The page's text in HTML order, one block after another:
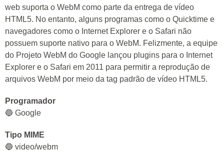
web suporta o WebM como parte da entrega de vídeo
HTML5. No entanto, alguns programas como o Quicktime e
navegadores como o Internet Explorer e o Safari não
possuem suporte nativo para o WebM. Felizmente, a equipe
do Projeto WebM do Google lançou plugins para o Internet
Explorer e o Safari em 2011 para permitir a reprodução de
arquivos WebM por meio da tag padrão de vídeo HTML5.
Programador
🔵 Google
Tipo MIME
🔵 video/webm